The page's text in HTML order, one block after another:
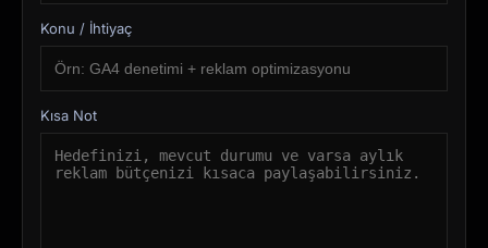
Konu / İhtiyaç
Kısa Not